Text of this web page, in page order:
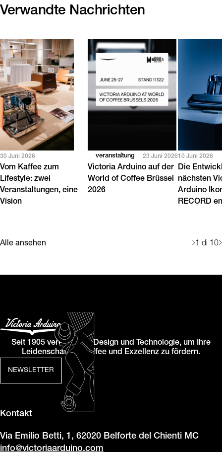
Verwandte Nachrichten
Alle ansehen 1 di 10
30 Juni 2026
Vom Kaffee zum
Lifestyle: zwei
Veranstaltungen, eine
Vision
veranstaltung 23 Juni 2026
Victoria Arduino auf der
World of Coffee Brüssel
2026
10 Juni 2026
Die
nächsten
Arduino
RECORD
NEWSLETTER
Seit 1905 vereinen wir Design und Technologie, um Ihre
Leidenschaft für Kaffee und Exzellenz zu fördern.
Kontakt
Via Emilio Betti, 1, 62020 Belforte del Chienti MC
info@victoriaarduino.com